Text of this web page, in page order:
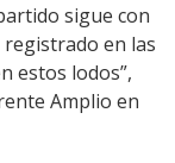
sigue con
en las
estos lodos”,
Amplio en